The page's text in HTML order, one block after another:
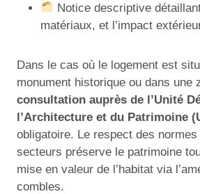
Notice descriptive
matériaux, et l’impact
Dans le cas où le logement est
monument historique ou dans une
consultation auprès de l’Unité
l’Architecture et du Patrimoine
obligatoire. Le respect des
secteurs préserve le patrimoine
mise en valeur de l’habitat via
combles.